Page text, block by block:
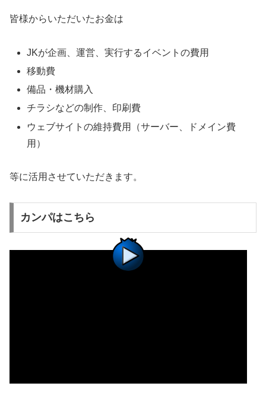
皆様からいただいたお金は
JKが企画、運営、実行するイベントの費用
移動費
備品・機材購入
チラシなどの制作、印刷費
ウェブサイトの維持費用（サーバー、ドメイン費
用）
等に活用させていただきます。
カンパはこちら